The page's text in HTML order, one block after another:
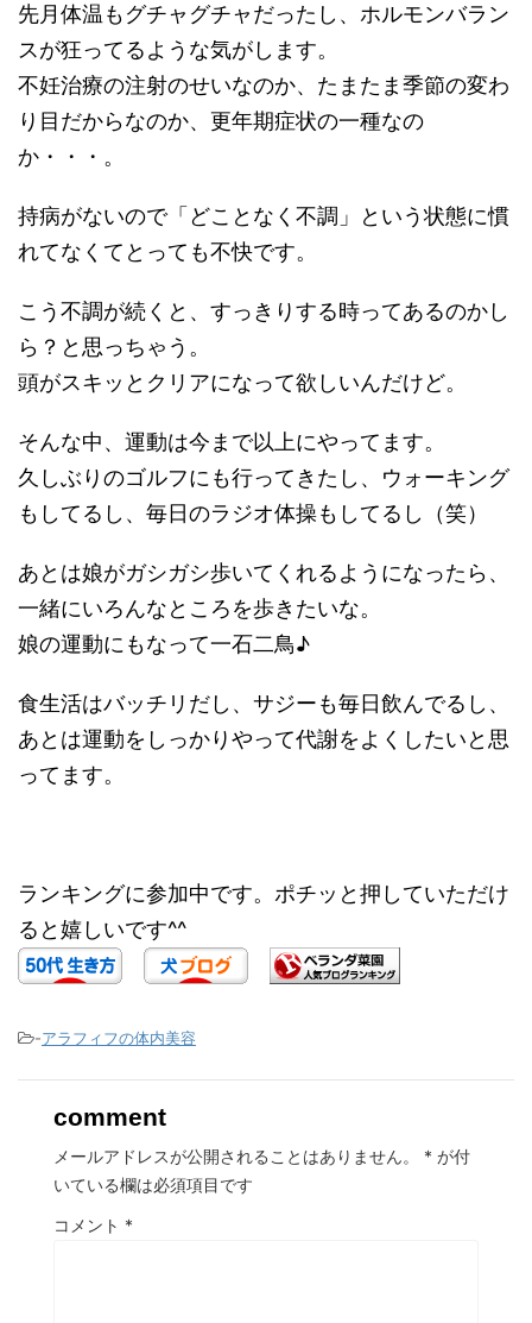
先月体温もグチャグチャだったし、ホルモンバラン
スが狂ってるような気がします。
不妊治療の注射のせいなのか、たまたま季節の変わ
り目だからなのか、更年期症状の一種なの
か・・・。
持病がないので「どことなく不調」という状態に慣
れてなくてとっても不快です。
こう不調が続くと、すっきりする時ってあるのかし
ら？と思っちゃう。
頭がスキッとクリアになって欲しいんだけど。
そんな中、運動は今まで以上にやってます。
久しぶりのゴルフにも行ってきたし、ウォーキング
もしてるし、毎日のラジオ体操もしてるし（笑）
あとは娘がガシガシ歩いてくれるようになったら、
一緒にいろんなところを歩きたいな。
娘の運動にもなって一石二鳥♪
食生活はバッチリだし、サジーも毎日飲んでるし、
あとは運動をしっかりやって代謝をよくしたいと思
ってます。
ランキングに参加中です。ポチッと押していただけ
ると嬉しいです^^
-アラフィフの体内美容
comment
メールアドレスが公開されることはありません。 * が付
いている欄は必須項目です
コメント *